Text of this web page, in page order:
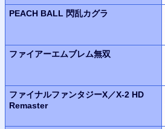
PEACH BALL 閃乱カグラ
ファイアーエムブレム無双
ファイナルファンタジーX／X-2 HD
Remaster